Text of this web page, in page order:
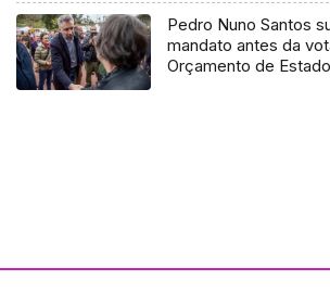
Pedro Nuno Santos
mandato antes da
Orçamento de Estado